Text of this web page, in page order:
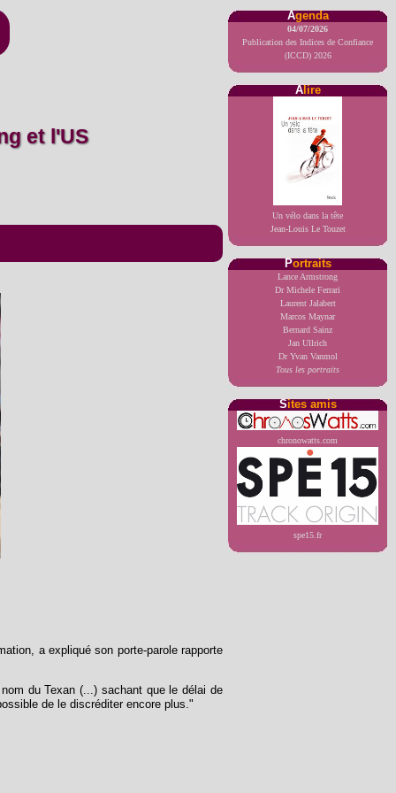
Agenda
04/07/2026
Publication des Indices de Confiance
(ICCD) 2026
Alire
Un vélo dans la tête
Jean-Louis Le Touzet
Portraits
Lance Armstrong
Dr Michele Ferrari
Laurent Jalabert
Marcos Maynar
Bernard Sainz
Jan Ullrich
Dr Yvan Vanmol
Tous les portraits
Sites amis
chronowatts.com
spe15.fr
a expliqué son porte-parole rapporte
du Texan (...) sachant que le délai de
de le discréditer encore plus."